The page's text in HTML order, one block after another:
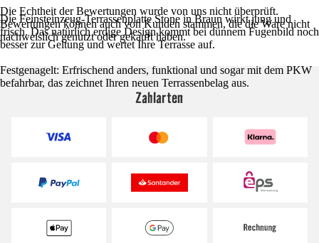
Die Feinsteinzeug-Terrassenplatte Stone in Braun wirkt jung und
frisch. Das natürlich erdige Design kommt bei dünnem Fugenbild noch
besser zur Geltung und wertet Ihre Terrasse auf.
Festgenagelt: Erfrischend anders, funktional und sogar mit dem PKW
befahrbar, das zeichnet Ihren neuen Terrassenbelag aus.
Die Echtheit der Bewertungen wurde von uns nicht überprüft.
Bewertungen können auch von Kunden stammen, die die Ware nicht
nachweislich genutzt oder gekauft haben.
Zahlarten